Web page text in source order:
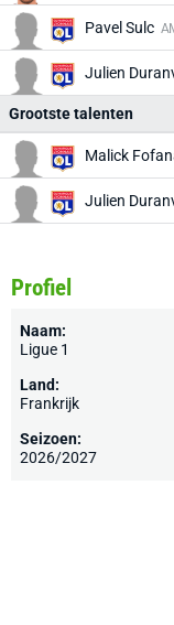
Pavel Sulc
Julien
Grootste talenten
Malick
Julien
Profiel
Naam:
Ligue 1
Land:
Frankrijk
Seizoen:
2026/2027